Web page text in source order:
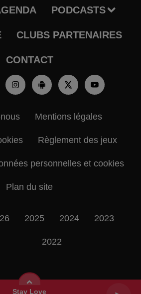
Stay Love
PODCASTS
CLUBS PARTENAIRES
CONTACT
Mentions légales
Règlement des jeux
personnelles et cookies
Plan du site
2025 2024 2023
2022